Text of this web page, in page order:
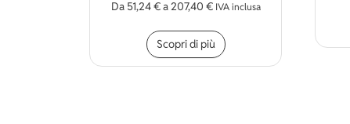
Da 51,24€a207,40 € IVA inclusa
Scopri di più
Questo prodotto ha